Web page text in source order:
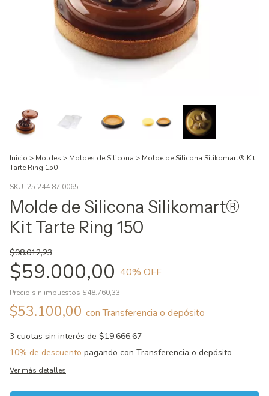
Inicio > Moldes > Moldes de Silicona > Molde de Silicona Silikomart® Kit
Tarte Ring 150
SKU: 25.244.87.0065
Molde de Silicona Silikomart®
Kit Tarte Ring 150
$98.012,23
$59.000,00 40% OFF
Precio sin impuestos $48.760,33
$53.100,00 con Transferencia o depósito
3 cuotas sin interés de $19.666,67
10% de descuento pagando con Transferencia o depósito
Ver más detalles